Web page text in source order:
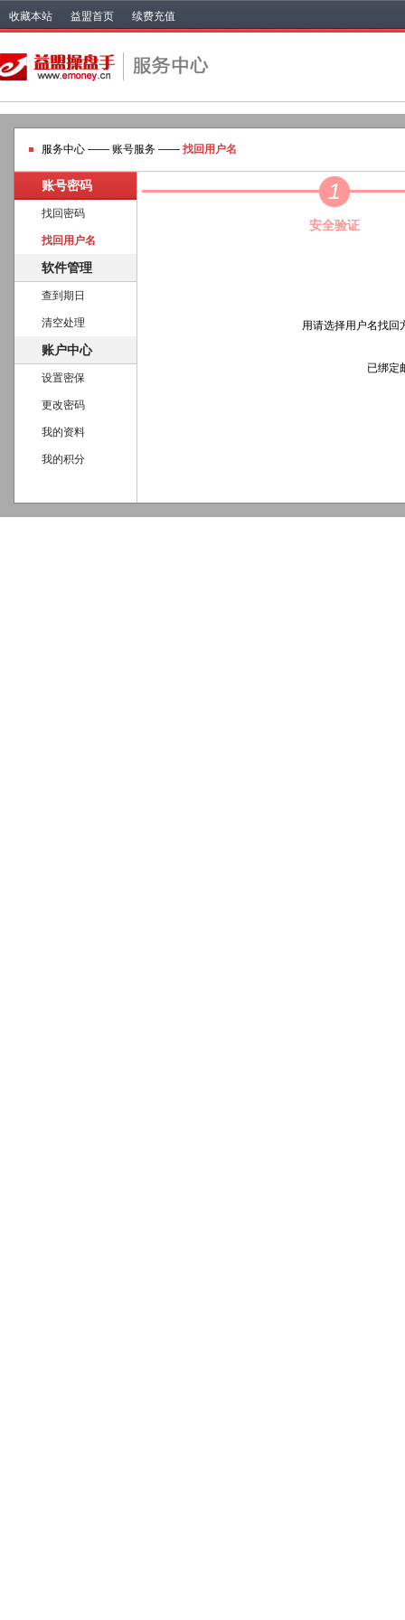
收藏本站 益盟首页 续费充值
服务中心 —— 账号服务 —— 找回用户名
账号密码
找回密码
找回用户名
软件管理
查到期日
清空处理
账户中心
设置密保
更改密码
我的资料
我的积分
1
安全验证
用请选择用户名找回
已绑定